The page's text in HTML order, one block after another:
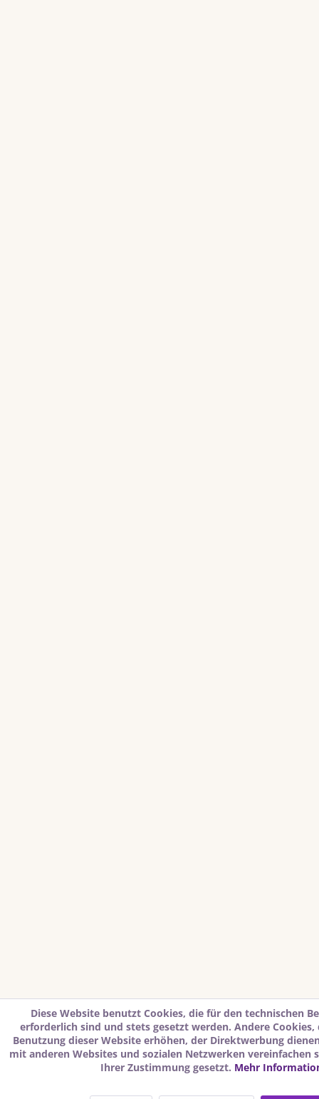
Diese Website benutzt Cookies, die für den technischen
erforderlich sind und stets gesetzt werden. Andere
Benutzung dieser Website erhöhen, der Direktwerbung
mit anderen Websites und sozialen Netzwerken vereinfachen
Ihrer Zustimmung gesetzt. Mehr